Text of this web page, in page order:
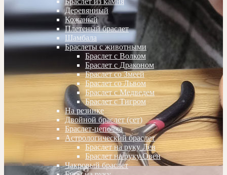
Деревянный
Кожаный
Плетеный браслет
Шамбала
Браслеты с животными
Браслет с Волком
Браслет с Драконом
Браслет со Змеей
Браслет со Львом
Браслет с Медведем
Браслет с Тигром
На резинке
Двойной браслет (сет)
Браслет-цепочка
Астрологический браслет
Браслет на руку Лев
Браслет на руку Овен
Чакровый браслет